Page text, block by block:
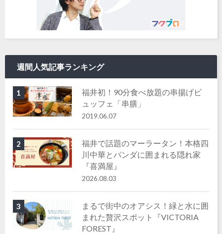
週間人気記事ランキング
1
福井初！90分食べ放題の串揚げビ
ュッフェ「串膳」
2019.06.07
2
福井で話題のマーラータン！本格四
川中華とパンダに囲まれる隠れ家
『喜満屋』
2026.08.03
3
まるで街中のオアシス！緑と水に囲
まれた贅沢スポット『VICTORIA
FOREST』